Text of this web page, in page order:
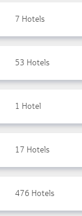
7 Hotels
53 Hotels
1 Hotel
17 Hotels
476 Hotels